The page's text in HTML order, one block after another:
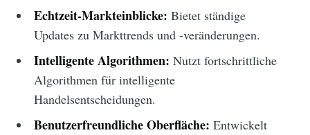
Echtzeit-Markteinblicke: Bietet ständige
Updates zu Markttrends und -veränderungen.
Intelligente Algorithmen: Nutzt fortschrittliche
Algorithmen für intelligente
Handelsentscheidungen.
Benutzerfreundliche Oberfläche: Entwickelt